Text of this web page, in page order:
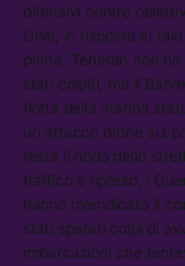
difensivi contro
Uniti, in risposta ai
prima. Teheran non
stati colpiti, ma il
flotta della marina
un attacco drone sul
resta il nodo dello
traffico è ripreso, i
hanno rivendicato il
stati sparati colpi di
imbarcazioni che